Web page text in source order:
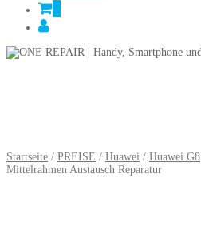
Startseite / PREISE / Huawei / Huawei G8
Mittelrahmen Austausch Reparatur